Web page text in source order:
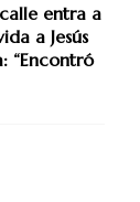
entra a
a Jesús
“Encontró